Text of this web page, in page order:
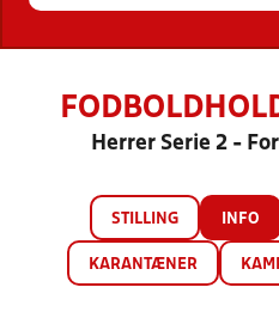
Herrer Serie 2 -
STILLING INFO
KARANTÆNER